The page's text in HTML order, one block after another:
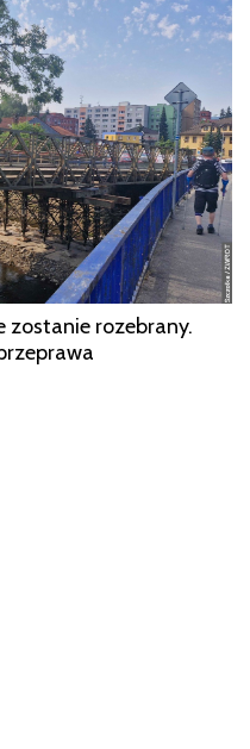
zostanie rozebrany.